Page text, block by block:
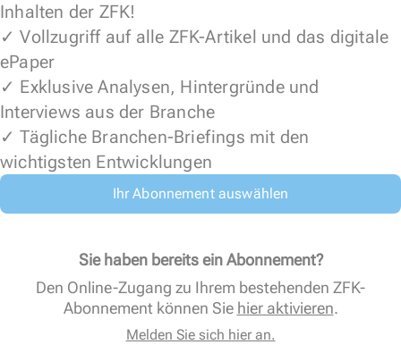
Inhalten der ZFK!
✓ Vollzugriff auf alle ZFK-Artikel und das digitale
ePaper
✓ Exklusive Analysen, Hintergründe und
Interviews aus der Branche
✓ Tägliche Branchen-Briefings mit den
wichtigsten Entwicklungen
Ihr Abonnement auswählen
Sie haben bereits ein Abonnement?
Den Online-Zugang zu Ihrem bestehenden ZFK-
Abonnement können Sie hier aktivieren.
Melden Sie sich hier an.